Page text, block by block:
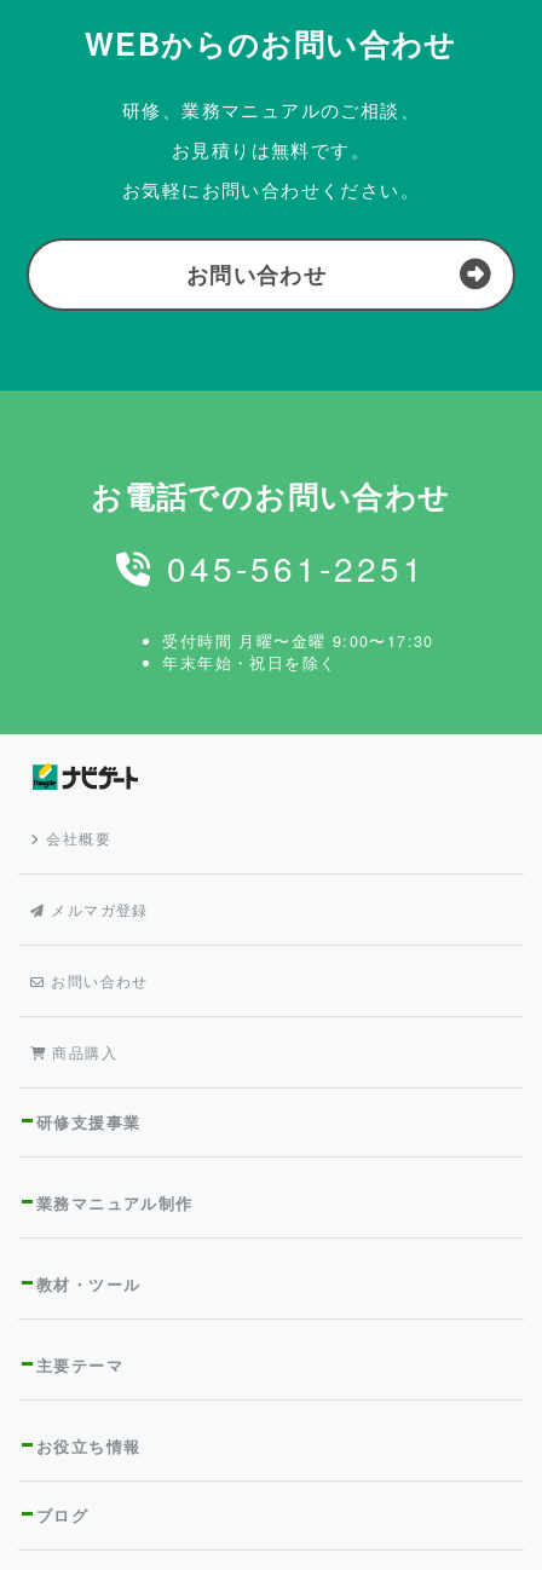
WEBからのお問い合わせ
研修、業務マニュアルのご相談、
お見積りは無料です。
お気軽にお問い合わせください。
お問い合わせ
お電話でのお問い合わせ
045-561-2251
受付時間 月曜〜金曜 9:00〜17:30
年末年始・祝日を除く
会社概要
メルマガ登録
お問い合わせ
商品購入
研修支援事業
業務マニュアル制作
教材・ツール
主要テーマ
お役立ち情報
ブログ